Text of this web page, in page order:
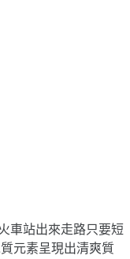
車站出來走路只要短
元素呈現出清爽質